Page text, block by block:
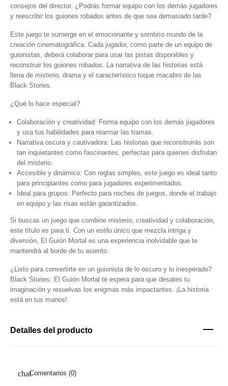
consejos del director. ¿Podrás formar equipo con los demás jugadores
y reescribir los guiones robados antes de que sea demasiado tarde?
Este juego te sumerge en el emocionante y sombrío mundo de la
creación cinematográfica. Cada jugador, como parte de un equipo de
guionistas, deberá colaborar para usar las pistas disponibles y
reconstruir los guiones robados. La narrativa de las historias está
llena de misterio, drama y el característico toque macabro de las
Black Stories.
¿Qué lo hace especial?
Colaboración y creatividad: Forma equipo con los demás jugadores
y usa tus habilidades para rearmar las tramas.
Narrativa oscura y cautivadora: Las historias que reconstruirás son
tan inquietantes como fascinantes, perfectas para quienes disfrutan
del misterio.
Accesible y dinámico: Con reglas simples, este juego es ideal tanto
para principiantes como para jugadores experimentados.
Ideal para grupos: Perfecto para noches de juegos, donde el trabajo
en equipo y las risas están garantizados.
Si buscas un juego que combine misterio, creatividad y colaboración,
este título es para ti. Con un estilo único que mezcla intriga y
diversión, El Guión Mortal es una experiencia inolvidable que te
mantendrá al borde de tu asiento.
¿Listo para convertirte en un guionista de lo oscuro y lo inesperado?
Black Stories: El Guión Mortal te espera para que desates tu
imaginación y resuelvas los enigmas más impactantes. ¡La historia
está en tus manos!
Detalles del producto
Comentarios (0)